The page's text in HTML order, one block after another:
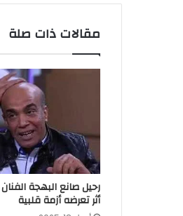
مقالات ذات صلة
رحيل صانع البهجة
أثر تعرضه أزمة قلبية